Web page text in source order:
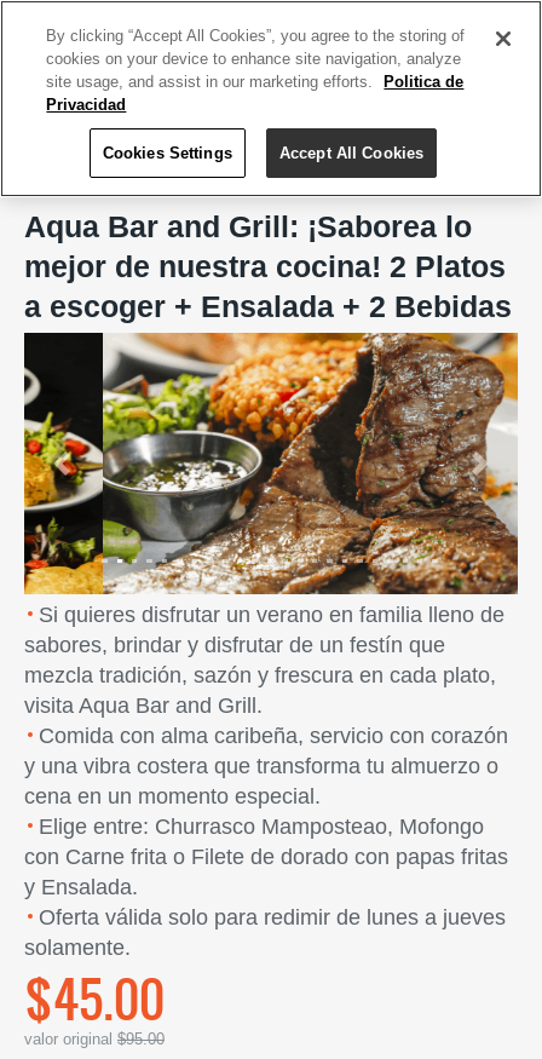
Aqua Bar and Grill
Aqua Bar and Grill: ¡Saborea lo
mejor de nuestra cocina! 2 Platos
a escoger + Ensalada + 2 Bebidas
Previous Next
Si quieres disfrutar un verano en familia lleno de
sabores, brindar y disfrutar de un festín que
mezcla tradición, sazón y frescura en cada plato,
visita Aqua Bar and Grill.
Comida con alma caribeña, servicio con corazón
y una vibra costera que transforma tu almuerzo o
cena en un momento especial.
Elige entre: Churrasco Mamposteao, Mofongo
con Carne frita o Filete de dorado con papas fritas
y Ensalada.
Oferta válida solo para redimir de lunes a jueves
solamente.
$45.00
valor original $95.00
By clicking “Accept All Cookies”, you agree to the storing of
cookies on your device to enhance site navigation, analyze
site usage, and assist in our marketing efforts.
Politica de
Privacidad
Cookies Settings Accept All Cookies